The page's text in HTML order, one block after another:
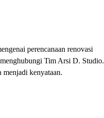
perencanaan renovasi
Tim Arsi D. Studio.
kenyataan.